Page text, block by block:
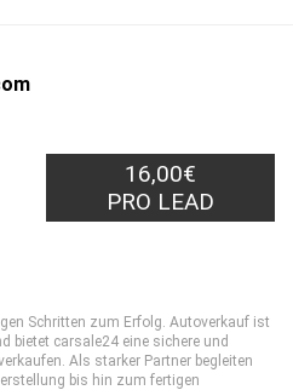
16,00€
PRO LEAD
Schritten zum Erfolg. Autoverkauf ist
bietet carsale24 eine sichere und
Als starker Partner begleiten
bis hin zum fertigen